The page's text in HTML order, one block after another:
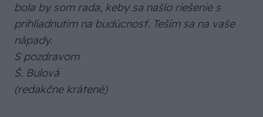
bola by som rada, keby sa našlo riešenie s
prihliadnutím na budúcnosť. Teším sa na vaše
nápady.
S pozdravom
Š. Bulová
(redakčne krátené)